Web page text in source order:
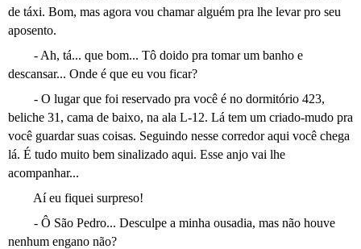
de táxi. Bom, mas agora vou chamar alguém pra lhe levar pro seu
aposento.
- Ah, tá... que bom... Tô doido pra tomar um banho e
descansar... Onde é que eu vou ficar?
- O lugar que foi reservado pra você é no dormitório 423,
beliche 31, cama de baixo, na ala L-12. Lá tem um criado-mudo pra
você guardar suas coisas. Seguindo nesse corredor aqui você chega
lá. É tudo muito bem sinalizado aqui. Esse anjo vai lhe
acompanhar...
Aí eu fiquei surpreso!
- Ô São Pedro... Desculpe a minha ousadia, mas não houve
nenhum engano não?